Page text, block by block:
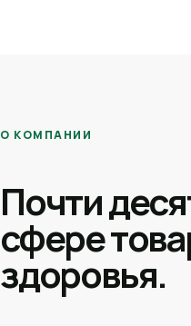
О КОМПАНИИ
Почти
сфере
здоровья.